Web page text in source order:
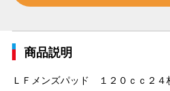
商品説明
ＬＦメンズパッド １２０ｃｃ２